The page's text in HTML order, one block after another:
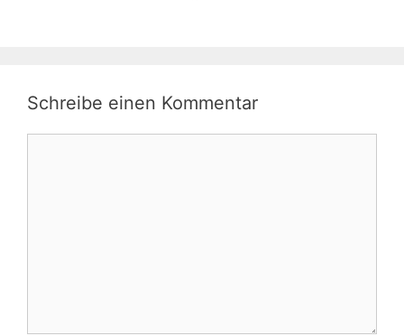
Schreibe einen Kommentar